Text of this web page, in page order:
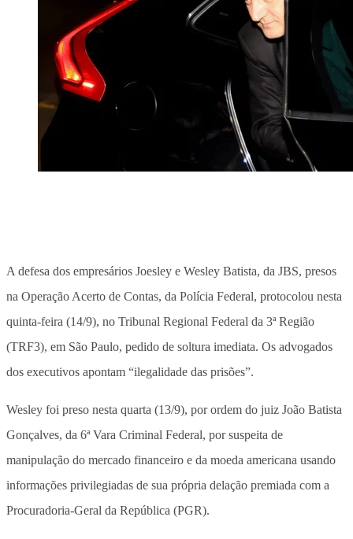
A defesa dos empresários Joesley e Wesley Batista, da JBS, presos
na Operação Acerto de Contas, da Polícia Federal, protocolou nesta
quinta-feira (14/9), no Tribunal Regional Federal da 3ª Região
(TRF3), em São Paulo, pedido de soltura imediata. Os advogados
dos executivos apontam “ilegalidade das prisões”.
Wesley foi preso nesta quarta (13/9), por ordem do juiz João Batista
Gonçalves, da 6ª Vara Criminal Federal, por suspeita de
manipulação do mercado financeiro e da moeda americana usando
informações privilegiadas de sua própria delação premiada com a
Procuradoria-Geral da República (PGR).